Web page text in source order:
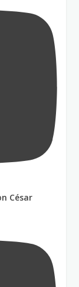
César